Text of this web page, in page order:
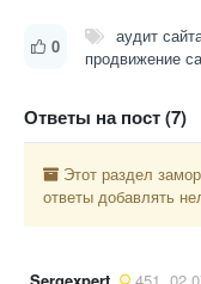
0 аудит
продвижение
Ответы на пост (7)
Этот раздел
ответы добавлять
Sergexpert 451